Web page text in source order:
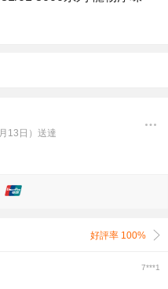
13日）送達
好評率 100%
7***1